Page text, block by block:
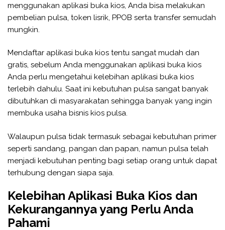
menggunakan aplikasi buka kios, Anda bisa melakukan
pembelian pulsa, token lisrik, PPOB serta transfer semudah
mungkin.
Mendaftar aplikasi buka kios tentu sangat mudah dan
gratis, sebelum Anda menggunakan aplikasi buka kios
Anda perlu mengetahui kelebihan aplikasi buka kios
terlebih dahulu. Saat ini kebutuhan pulsa sangat banyak
dibutuhkan di masyarakatan sehingga banyak yang ingin
membuka usaha bisnis kios pulsa.
Walaupun pulsa tidak termasuk sebagai kebutuhan primer
seperti sandang, pangan dan papan, namun pulsa telah
menjadi kebutuhan penting bagi setiap orang untuk dapat
terhubung dengan siapa saja.
Kelebihan Aplikasi Buka Kios dan
Kekurangannya yang Perlu Anda
Pahami